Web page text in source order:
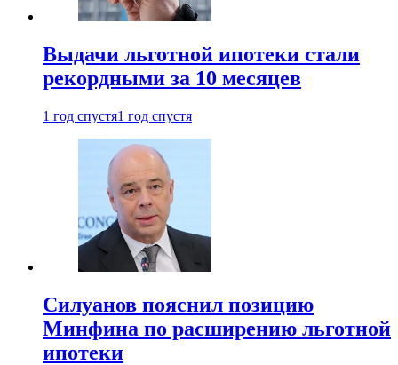
Выдачи льготной ипотеки стали
рекордными за 10 месяцев
1 год спустя1 год спустя
Силуанов пояснил позицию
Минфина по расширению льготной
ипотеки